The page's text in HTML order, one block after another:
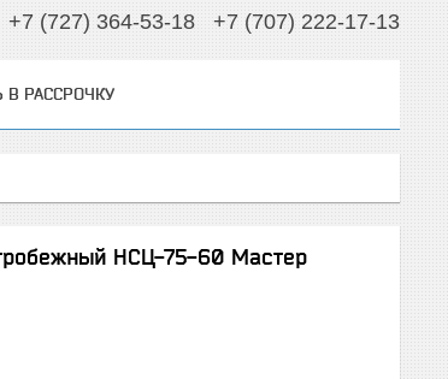
+7 (727) 364-53-18 +7 (707) 222-17-13
В РАССРОЧКУ
НСЦ-75-60 Мастер